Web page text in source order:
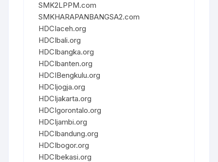
SMK2LPPM.com
SMKHARAPANBANGSA2.com
HDCIaceh.org
HDCIbali.org
HDCIbangka.org
HDCIbanten.org
HDCIBengkulu.org
HDCIjogja.org
HDCIjakarta.org
HDCIgorontalo.org
HDCIjambi.org
HDCIbandung.org
HDCIbogor.org
HDCIbekasi.org